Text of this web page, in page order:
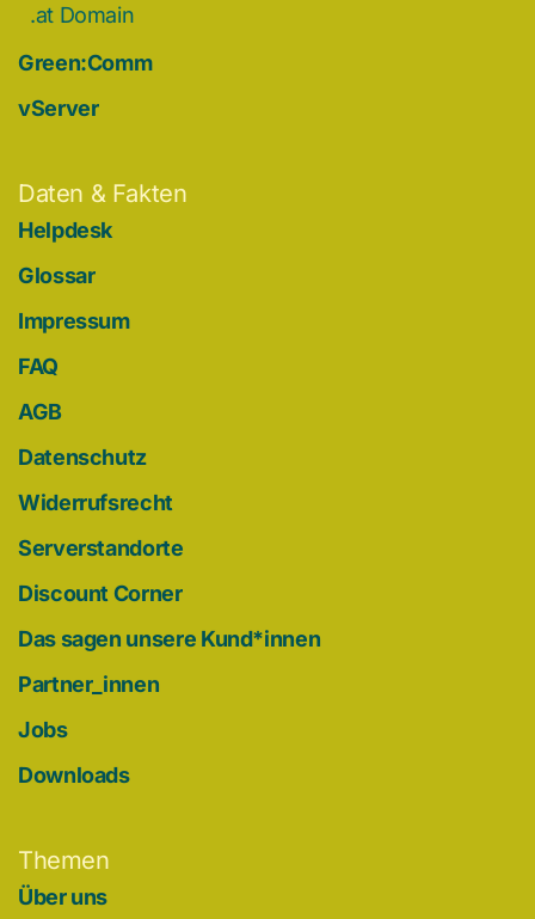
.at Domain
Green:Comm
vServer
Daten & Fakten
Helpdesk
Glossar
Impressum
FAQ
AGB
Datenschutz
Widerrufsrecht
Serverstandorte
Discount Corner
Das sagen unsere Kund*innen
Partner_innen
Jobs
Downloads
Themen
Über uns